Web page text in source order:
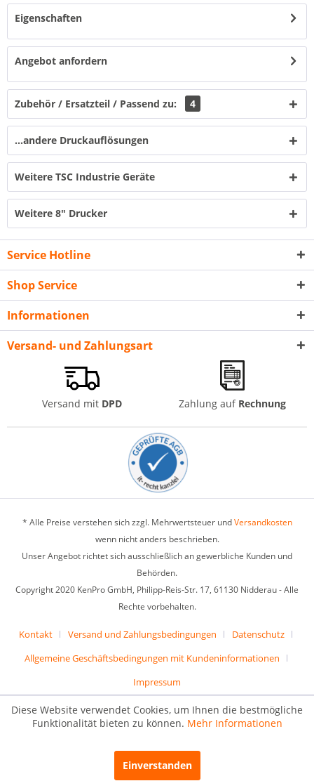
Eigenschaften
Angebot anfordern
Zubehör / Ersatzteil / Passend zu: 4
...andere Druckauflösungen
Weitere TSC Industrie Geräte
Weitere 8" Drucker
Service Hotline
Shop Service
Informationen
Versand- und Zahlungsart
Versand mit DPD Zahlung auf Rechnung
* Alle Preise verstehen sich zzgl. Mehrwertsteuer undVersandkosten
wenn nicht anders beschrieben.
Unser Angebot richtet sich ausschließlich an gewerbliche Kunden und
Behörden.
Copyright 2020 KenPro GmbH, Philipp-Reis-Str. 17, 61130 Nidderau - Alle
Rechte vorbehalten.
Kontakt Versand und Zahlungsbedingungen
Datenschutz
Allgemeine Geschäftsbedingungen mit Kundeninformationen
Impressum
Diese Website verwendet Cookies, um Ihnen die bestmögliche
Funktionalität bieten zu können. Mehr Informationen
Einverstanden